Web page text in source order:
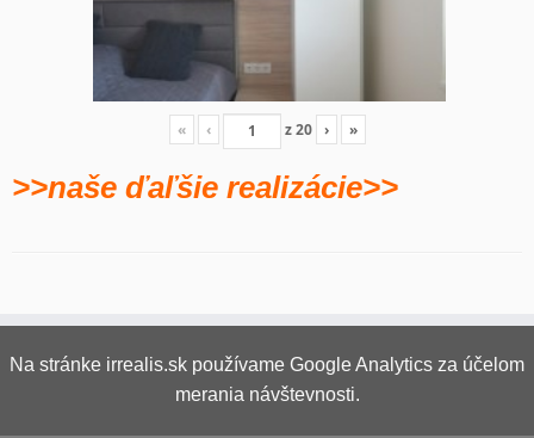
« ‹ z20 › »
>>naše ďaľšie realizácie>>
Na stránke irrealis.sk používame Google Analytics za účelom
merania návštevnosti.